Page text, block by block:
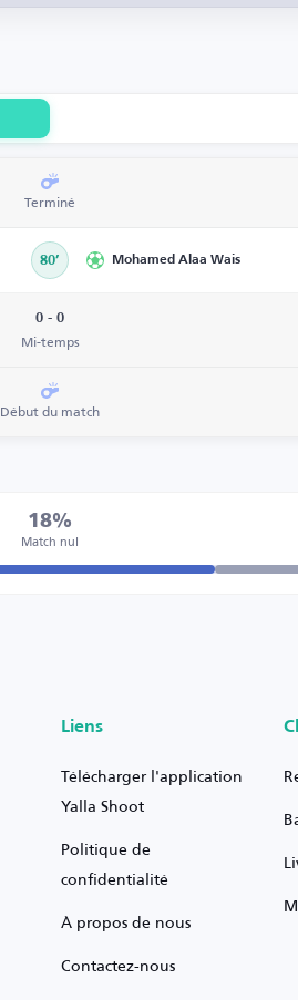
Terminé
80’ Mohamed Alaa Wais
0 - 0
Mi-temps
Début du match
18%
Match nul
Liens
Télécharger l'application
Yalla Shoot
Politique de
confidentialité
À propos de nous
Contactez-nous